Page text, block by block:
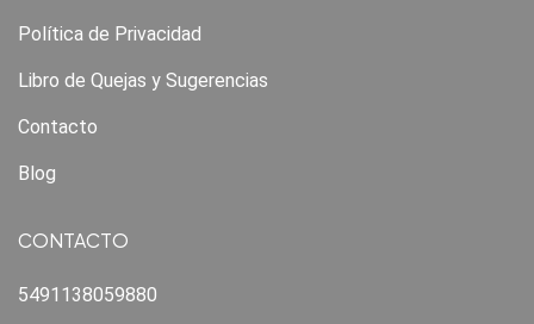
Política de Privacidad
Libro de Quejas y Sugerencias
Contacto
Blog
CONTACTO
5491138059880